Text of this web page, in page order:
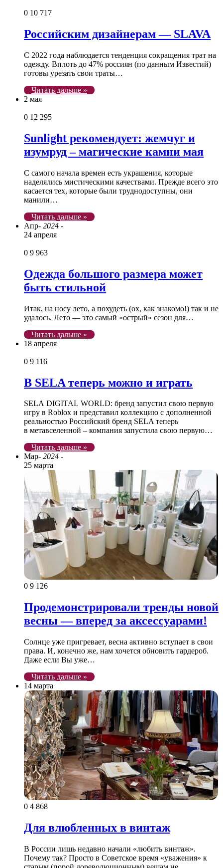
0 10 717
Российским дизайнерам — SLAVA
С 2022 года наблюдается тенденция сокращения трат на
одежду. Вплоть до 47% россиян (по данным Известий)
готовы урезать свои траты…
Читать дальше »
2 мая
0 12 295
Sunlight рекомендует: жемчуг и
изумруд – магические камни мая
С самого начала времен есть украшения, которые
наделялись мистическими качествами. Прежде всего это
касается тех, которые были труднодоступны, они
манили…
Читать дальше »
Апр- 2024 -
24 апреля
0 9 963
Одежда большого размера может
быть стильной
Итак, на носу лето, а похудеть (ох, как знакомо!) так и не
удалось. Лето — это самый «острый» сезон для…
Читать дальше »
18 апреля
0 9 116
В SELA теперь можно и играть
SELA DIGITAL WORLD: бренд запустил свою первую
игру в Roblox и представил коллекцию c дополненной
реальностью Российский бренд SELA теперь
в метавселенной – компания запустила свою первую…
Читать дальше »
Мар- 2024 -
25 марта
0 9 126
Продемонстрировали тренды новой
весны — вперед за аксессуарами!
Солнце уже пригревает, весна активно вступает в свои
права. И, конечно же, нам хочется обновить гардероб.
Даже если Вы уже…
Читать дальше »
14 марта
0 4 868
Для влюбленных в винтаж
В России лишь недавно начали «любить винтаж».
Почему так? Просто в Советское время «уважения» к